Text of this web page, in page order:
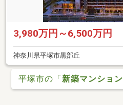
3,980万円～6,500万円
神奈川県平塚市黒部丘
平塚市の「 新築マンション